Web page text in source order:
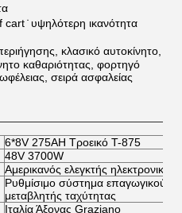
υψηλότερη ικανότητα
κλασικό αυτοκίνητο,
καθαριότητας, φορτηγό
σειρά ασφαλείας
6*8V 275AH Τροεικό T-875
48V 3700W
Αμερικανός ελεγκτής
Ρυθμίσιμο σύστημα επαγωγικού
μεταβλητής ταχύτητας
Ιταλία Άξονας Graziano